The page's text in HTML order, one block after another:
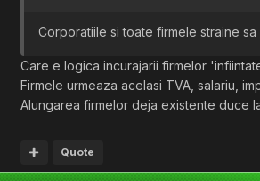
Corporatiile si toate firmele straine
Care e logica incurajarii firmelor
Firmele urmeaza acelasi TVA, salariu,
Alungarea firmelor deja existente duce
Quote